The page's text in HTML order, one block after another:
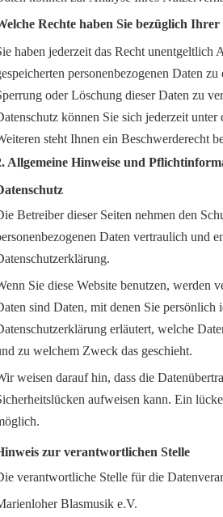
Rechte haben Sie bezüglich Ihrer
haben jederzeit das Recht
personenbezogenen Daten
oder Löschung dieser Daten zu
können Sie sich jederzeit
steht Ihnen ein Beschwerderecht
Allgemeine Hinweise und
Betreiber dieser Seiten nehmen den
Daten vertraulich und
Sie diese Website benutzen, werden
sind Daten, mit denen Sie
erläutert, welche
zu welchem Zweck das geschieht.
weisen darauf hin, dass die
aufweisen kann. Ein
zur verantwortlichen Stelle
verantwortliche Stelle für die
Blasmusik e.V.